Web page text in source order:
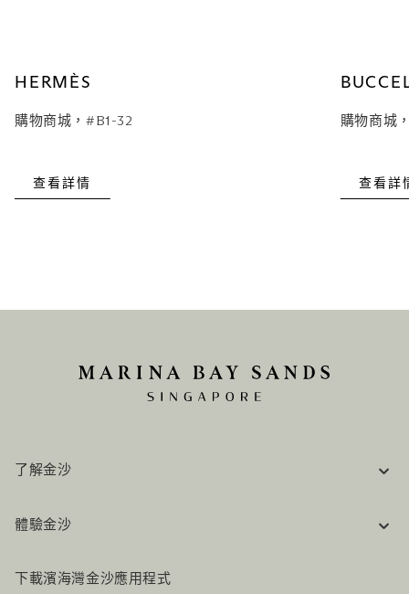
HERMÈS
購物商城，#B1-32
查看詳情
購物商城
查看詳
了解金沙
工作機會
聯絡我們
體驗金沙
行程規劃
下載濱海灣金沙應用程式